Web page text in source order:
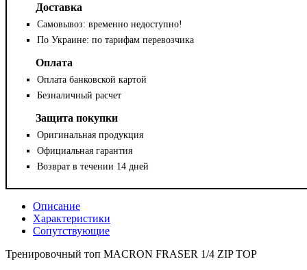
Доставка
Самовывоз: временно недоступно!
По Украине: по тарифам перевозчика
Оплата
Оплата банковской картой
Безналичный расчет
Защита покупки
Оригинальная продукция
Официальная гарантия
Возврат в течении 14 дней
Описание
Характеристики
Сопутствующие
Тренировочный топ MACRON FRASER 1/4 ZIP TOP